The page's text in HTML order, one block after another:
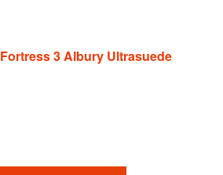
Fortress 3 Albury Ultrasuede